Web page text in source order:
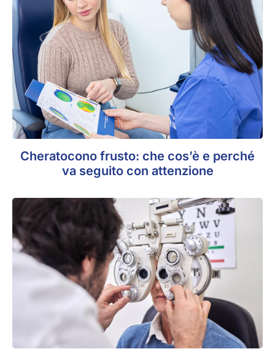
Cheratocono frusto: che cos’è e perché
va seguito con attenzione